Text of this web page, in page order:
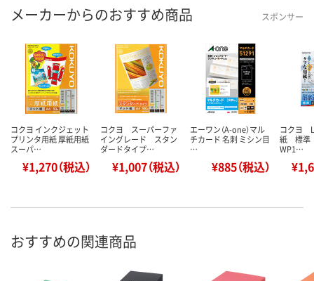
メーカーからのおすすめ商品 スポンサー
コクヨ インクジェット
プリンタ用紙 厚紙用紙
スーパ…
¥1,270（税込）
コクヨ スーパーファ
イングレード スタン
ダードタイプ…
¥1,007（税込）
エーワン（A-one）マル
チカード 名刺 ミシン目
…
¥885（税込）
コクヨ
紙 標
WP1…
おすすめの関連商品